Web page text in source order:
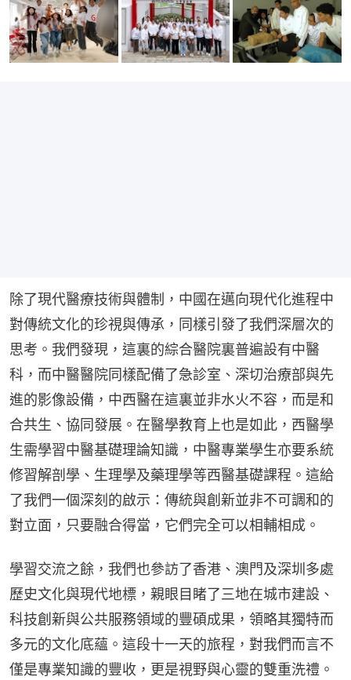
除了現代醫療技術與體制，中國在邁向現代化進程中
對傳統文化的珍視與傳承，同樣引發了我們深層次的
思考。我們發現，這裏的綜合醫院裏普遍設有中醫
科，而中醫醫院同樣配備了急診室、深切治療部與先
進的影像設備，中西醫在這裏並非水火不容，而是和
合共生、協同發展。在醫學教育上也是如此，西醫學
生需學習中醫基礎理論知識，中醫專業學生亦要系統
修習解剖學、生理學及藥理學等西醫基礎課程。這給
了我們一個深刻的啟示：傳統與創新並非不可調和的
對立面，只要融合得當，它們完全可以相輔相成。
學習交流之餘，我們也參訪了香港、澳門及深圳多處
歷史文化與現代地標，親眼目睹了三地在城市建設、
科技創新與公共服務領域的豐碩成果，領略其獨特而
多元的文化底蘊。這段十一天的旅程，對我們而言不
僅是專業知識的豐收，更是視野與心靈的雙重洗禮。